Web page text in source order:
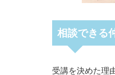
相談できる
受講を決めた理